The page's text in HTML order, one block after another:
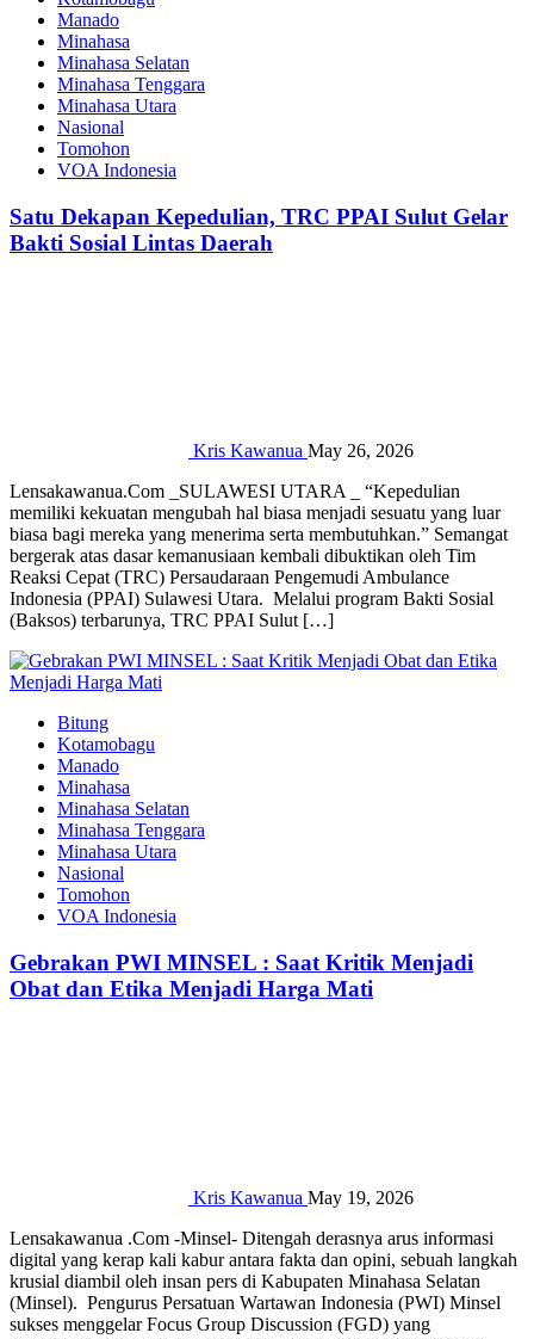
Manado
Minahasa
Minahasa Selatan
Minahasa Tenggara
Minahasa Utara
Nasional
Tomohon
VOA Indonesia
Satu Dekapan Kepedulian, TRC PPAI Sulut Gelar
Bakti Sosial Lintas Daerah
Kris Kawanua May 26, 2026
Lensakawanua.Com _SULAWESI UTARA _ “Kepedulian
memiliki kekuatan mengubah hal biasa menjadi sesuatu yang luar
biasa bagi mereka yang menerima serta membutuhkan.” ‎Semangat
bergerak atas dasar kemanusiaan kembali dibuktikan oleh Tim
Reaksi Cepat (TRC) Persaudaraan Pengemudi Ambulance
Indonesia (PPAI) Sulawesi Utara. ‎ Melalui program Bakti Sosial
(Baksos) terbarunya, TRC PPAI Sulut […]
Bitung
Kotamobagu
Manado
Minahasa
Minahasa Selatan
Minahasa Tenggara
Minahasa Utara
Nasional
Tomohon
VOA Indonesia
Gebrakan PWI MINSEL : Saat Kritik Menjadi
Obat dan Etika Menjadi Harga Mati
Kris Kawanua May 19, 2026
Lensakawanua .Com -Minsel- Ditengah derasnya arus informasi
digital yang kerap kali kabur antara fakta dan opini, sebuah langkah
krusial diambil oleh insan pers di Kabupaten Minahasa Selatan
(Minsel). ‎‎ Pengurus Persatuan Wartawan Indonesia (PWI) Minsel
sukses menggelar Focus Group Discussion (FGD) yang